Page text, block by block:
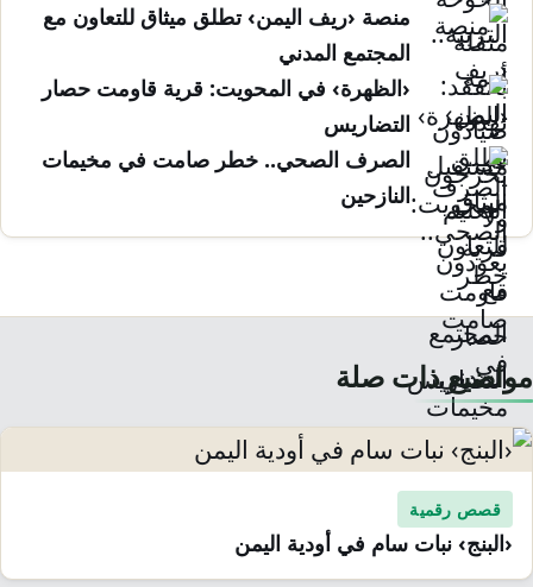
منصة ‹ريف اليمن› تطلق ميثاق للتعاون مع
المجتمع المدني
‹الظهرة› في المحويت: قرية قاومت حصار
التضاريس
الصرف الصحي.. خطر صامت في مخيمات
النازحين
مواضيع ذات صلة
قصص رقمية
‹البنج› نبات سام في أودية اليمن